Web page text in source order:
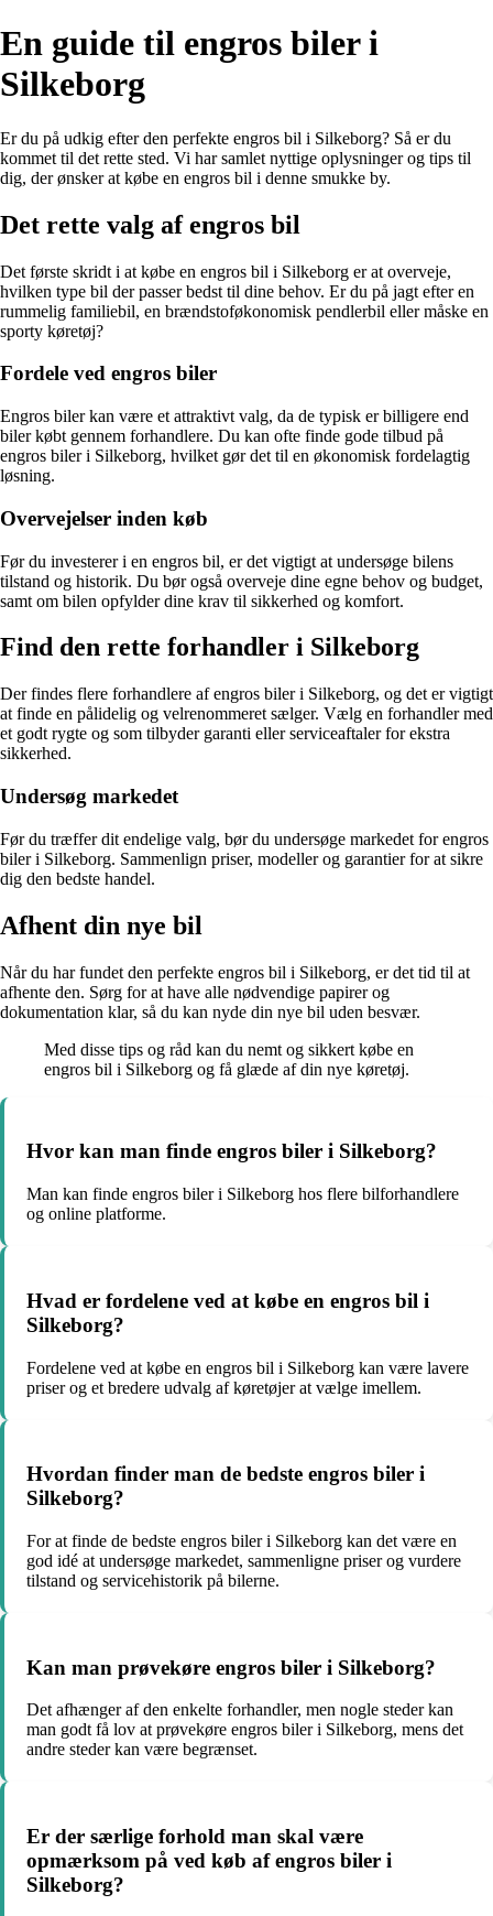
En guide til engros biler i
Silkeborg
Er du på udkig efter den perfekte engros bil i Silkeborg? Så er du
kommet til det rette sted. Vi har samlet nyttige oplysninger og tips til
dig, der ønsker at købe en engros bil i denne smukke by.
Det rette valg af engros bil
Det første skridt i at købe en engros bil i Silkeborg er at overveje,
hvilken type bil der passer bedst til dine behov. Er du på jagt efter en
rummelig familiebil, en brændstoføkonomisk pendlerbil eller måske en
sporty køretøj?
Fordele ved engros biler
Engros biler kan være et attraktivt valg, da de typisk er billigere end
biler købt gennem forhandlere. Du kan ofte finde gode tilbud på
engros biler i Silkeborg, hvilket gør det til en økonomisk fordelagtig
løsning.
Overvejelser inden køb
Før du investerer i en engros bil, er det vigtigt at undersøge bilens
tilstand og historik. Du bør også overveje dine egne behov og budget,
samt om bilen opfylder dine krav til sikkerhed og komfort.
Find den rette forhandler i Silkeborg
Der findes flere forhandlere af engros biler i Silkeborg, og det er vigtigt
at finde en pålidelig og velrenommeret sælger. Vælg en forhandler med
et godt rygte og som tilbyder garanti eller serviceaftaler for ekstra
sikkerhed.
Undersøg markedet
Før du træffer dit endelige valg, bør du undersøge markedet for engros
biler i Silkeborg. Sammenlign priser, modeller og garantier for at sikre
dig den bedste handel.
Afhent din nye bil
Når du har fundet den perfekte engros bil i Silkeborg, er det tid til at
afhente den. Sørg for at have alle nødvendige papirer og
dokumentation klar, så du kan nyde din nye bil uden besvær.
Med disse tips og råd kan du nemt og sikkert købe en
engros bil i Silkeborg og få glæde af din nye køretøj.
Hvor kan man finde engros biler i Silkeborg?
Man kan finde engros biler i Silkeborg hos flere bilforhandlere
og online platforme.
Hvad er fordelene ved at købe en engros bil i
Silkeborg?
Fordelene ved at købe en engros bil i Silkeborg kan være lavere
priser og et bredere udvalg af køretøjer at vælge imellem.
Hvordan finder man de bedste engros biler i
Silkeborg?
For at finde de bedste engros biler i Silkeborg kan det være en
god idé at undersøge markedet, sammenligne priser og vurdere
tilstand og servicehistorik på bilerne.
Kan man prøvekøre engros biler i Silkeborg?
Det afhænger af den enkelte forhandler, men nogle steder kan
man godt få lov at prøvekøre engros biler i Silkeborg, mens det
andre steder kan være begrænset.
Er der særlige forhold man skal være
opmærksom på ved køb af engros biler i
Silkeborg?